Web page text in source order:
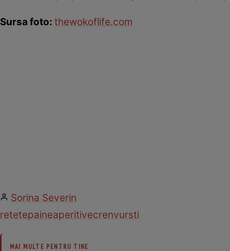
Sursa foto: thewokoflife.com
Sorina Severin
retetepaineaperitivecrenvursti
MAI MULTE PENTRU TINE